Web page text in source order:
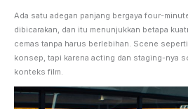
Ada satu adegan panjang bergaya four-
dibicarakan, dan itu menunjukkan betapa
cemas tanpa harus berlebihan. Scene
konsep, tapi karena acting dan staging-nya
konteks film.